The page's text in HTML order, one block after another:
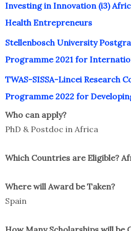
Investing in Innovation (i3)
Health Entrepreneurs
Stellenbosch University
Programme 2021 for
TWAS-SISSA-Lincei Research
Programme 2022 for
Who can apply?
PhD & Postdoc in Africa
Which Countries are Eligible?
Where will Award be Taken?
Spain